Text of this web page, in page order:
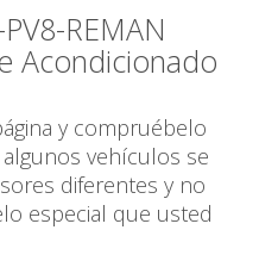
REMAN
Acondicionado
y compruébelo
vehículos se
diferentes y no
especial que usted